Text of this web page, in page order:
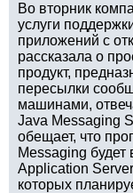
Во вторник
услуги
приложений с
рассказала о
продукт,
пересылки
машинами,
Java Messaging
обещает, что
Messaging
Application
которых